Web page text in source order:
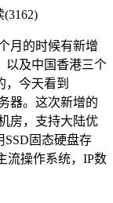
(3162)
月的时候有新增
以及中国香港三个
，今天看到
器。这次新增的
房，支持大陆优
固态硬盘存
流操作系统，IP数